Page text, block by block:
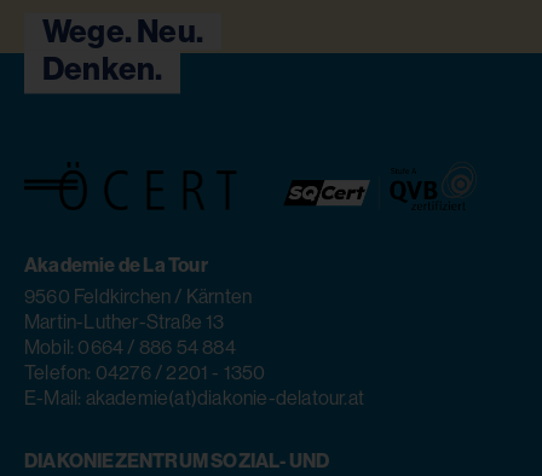
Wege. Neu.
Denken.
Akademie de La Tour
9560 Feldkirchen / Kärnten
Martin-Luther-Straße 13
Mobil: 0664 / 886 54 884
Telefon: 04276 / 2201 - 1350
E-Mail: akademie(at)diakonie-delatour.at
DIAKONIEZENTRUM SOZIAL- UND